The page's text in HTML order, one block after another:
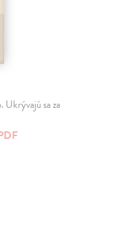
Ukrývajú sa za